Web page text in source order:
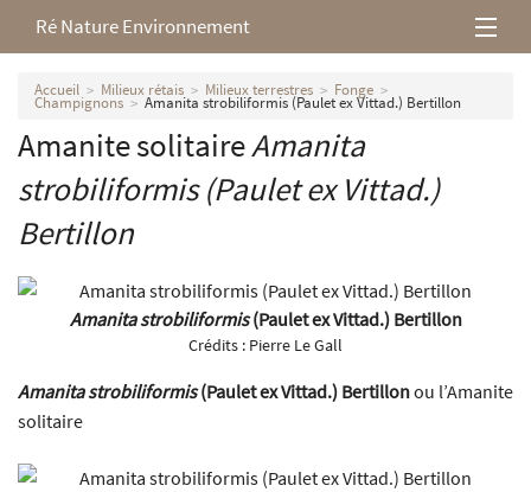
Ré Nature Environnement
L’association
Milieux rétais
Nos parutions
Accueil Milieux rétais Milieux terrestres Fonge
Champignons Amanita strobiliformis (Paulet ex Vittad.) Bertillon
Amanite solitaireAmanita
strobiliformis(Paulet ex Vittad.)
Bertillon
Amanita strobiliformis(Paulet ex Vittad.) Bertillon
Crédits : Pierre Le Gall
Amanita strobiliformis(Paulet ex Vittad.) Bertillonou l’Amanite
solitaire